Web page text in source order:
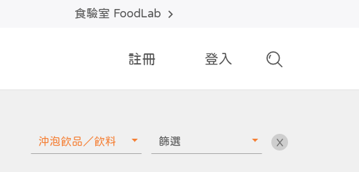
食驗室 FoodLab
註冊 登入
沖泡飲品／飲料 篩選 X